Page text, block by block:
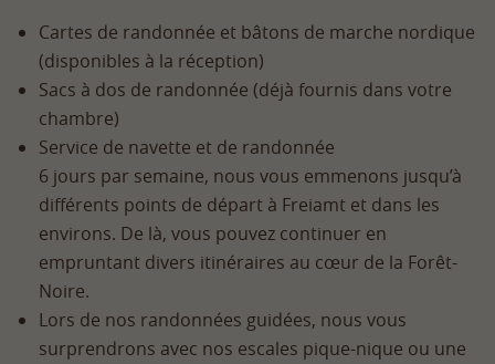
Cartes de randonnée et bâtons de marche nordique
(disponibles à la réception)
Sacs à dos de randonnée (déjà fournis dans votre
chambre)
Service de navette et de randonnée
6 jours par semaine, nous vous emmenons jusqu’à
différents points de départ à Freiamt et dans les
environs. De là, vous pouvez continuer en
empruntant divers itinéraires au cœur de la Forêt-
Noire.
Lors de nos randonnées guidées, nous vous
surprendrons avec nos escales pique-nique ou une